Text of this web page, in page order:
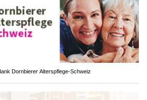
Dornbierer Alterspflege-Schweiz